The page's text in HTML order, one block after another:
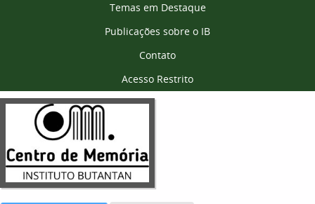
Temas em Destaque
Publicações sobre o IB
Contato
Acesso Restrito